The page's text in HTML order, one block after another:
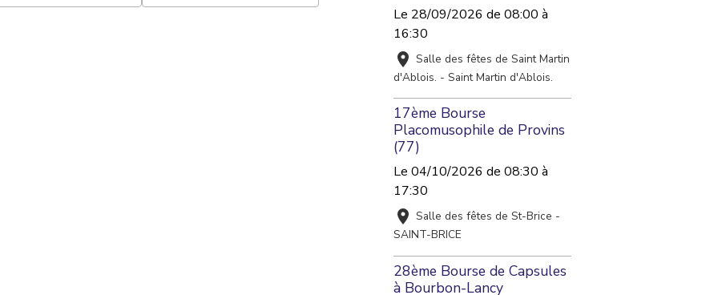
Le 28/09/2026 de 08:00 à
16:30
Salle des fêtes de Saint Martin
d'Ablois. - Saint Martin d'Ablois.
17ème Bourse
Placomusophile de Provins
(77)
Le 04/10/2026 de 08:30 à
17:30
Salle des fêtes de St-Brice -
SAINT-BRICE
28ème Bourse de Capsules
à Bourbon-Lancy